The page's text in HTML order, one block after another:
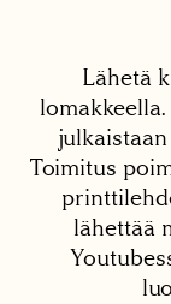
Lähetä
Toimitus
lähettää